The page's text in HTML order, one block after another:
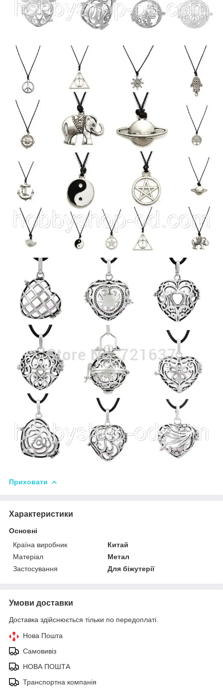
Приховати
Характеристики
Основні
Країна виробник
Китай
Матеріал
Метал
Застосування
Для біжутерії
Умови доставки
Доставка здійснюється тільки по передоплаті.
Нова Пошта
Самовивіз
НОВА ПОШТА
Транспортна компанія